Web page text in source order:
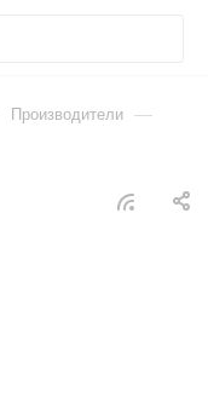
Производители —